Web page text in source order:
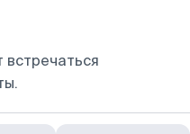
встречаться